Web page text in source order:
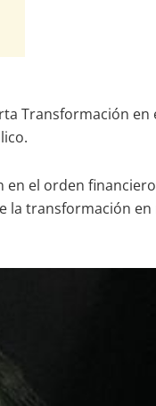
Transformación en
el orden
la transformación